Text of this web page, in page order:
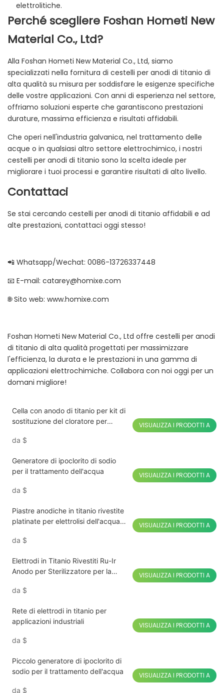
elettrolitiche.
Perché scegliere Foshan Hometi New
Material Co., Ltd?
Alla Foshan Hometi New Material Co., Ltd, siamo
specializzati nella fornitura di cestelli per anodi di titanio di
alta qualità su misura per soddisfare le esigenze specifiche
delle vostre applicazioni. Con anni di esperienza nel settore,
offriamo soluzioni esperte che garantiscono prestazioni
durature, massima efficienza e risultati affidabili.
Che operi nell'industria galvanica, nel trattamento delle
acque o in qualsiasi altro settore elettrochimico, i nostri
cestelli per anodi di titanio sono la scelta ideale per
migliorare i tuoi processi e garantire risultati di alto livello.
Contattaci
Se stai cercando cestelli per anodi di titanio affidabili e ad
alte prestazioni, contattaci oggi stesso!
📲 Whatsapp/Wechat: 0086-13726337448
📧 E-mail: catarey@homixe.com
🌐 Sito web: www.homixe.com
Foshan Hometi New Material Co., Ltd offre cestelli per anodi
di titanio di alta qualità progettati per massimizzare
l'efficienza, la durata e le prestazioni in una gamma di
applicazioni elettrochimiche. Collabora con noi oggi per un
domani migliore!
Cella con anodo di titanio per kit di
sostituzione del cloratore per
da $
VISUALIZZA I PRODOTTI A
Generatore di ipoclorito di sodio
per il trattamento dell'acqua
da $
VISUALIZZA I PRODOTTI A
Piastre anodiche in titanio rivestite
platinate per elettrolisi dell'acqua
da $
VISUALIZZA I PRODOTTI A
Elettrodi in Titanio Rivestiti Ru-Ir
Anodo per Sterilizzatore per la
da $
VISUALIZZA I PRODOTTI A
Rete di elettrodi in titanio per
applicazioni industriali
da $
VISUALIZZA I PRODOTTI A
Piccolo generatore di ipoclorito di
sodio per il trattamento dell'acqua
da $
VISUALIZZA I PRODOTTI A